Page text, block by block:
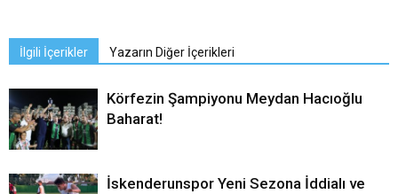
İlgili İçerikler Yazarın Diğer İçerikleri
Körfezin Şampiyonu Meydan Hacıoğlu
Baharat!
İskenderunspor Yeni Sezona İddialı ve